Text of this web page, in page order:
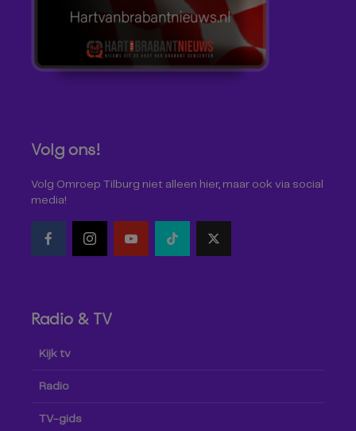
Volg ons!
Volg Omroep Tilburg niet alleen hier, maar ook via social
media!
Radio & TV
Kijk tv
Radio
TV-gids